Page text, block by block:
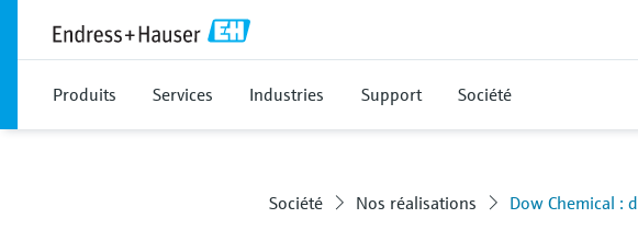
Produits Services Industries Support Société
Société Nos réalisations Dow Chemical :